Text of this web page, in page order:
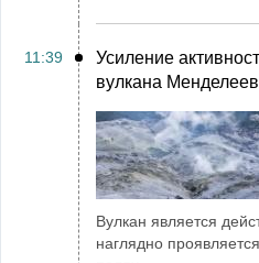
11:39
Усиление
вулкана
Вулкан является
наглядно